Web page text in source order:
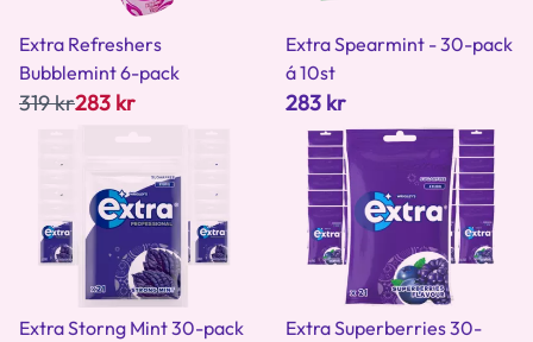
Extra Refreshers
Bubblemint 6-pack
319 kr283 kr
Extra Spearmint - 30-pack
á 10st
283 kr
Extra Storng Mint 30-pack
Extra Superberries 30-